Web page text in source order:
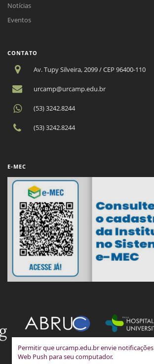
Permitir que urcamp.edu.br envie notificações
Web Push para seu computador.
Notícias
Eventos
CONTATO
Av. Tupy Silveira, 2099 / CEP 96400-110
urcamp@urcamp.edu.br
(53) 3242.8244
(53) 3242.8244
E-MEC